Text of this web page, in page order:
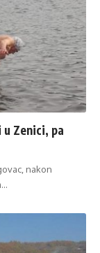
Zenici, pa
nakon
…